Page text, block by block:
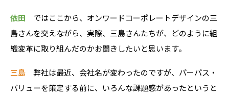
依田
ではここから、オンワードコーポレートデザインの三
島さんを交えながら、実際、三島さんたちが、どのように組
織変革に取り組んだのかお聞きしたいと思います。
三島 弊社は最近、会社名が変わったのですが、パーパス・
バリューを策定する前に、いろんな課題感があったというと